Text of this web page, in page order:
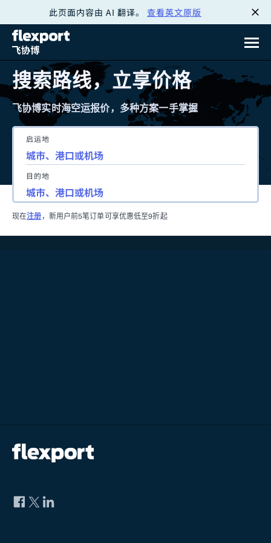
此页面内容由 AI 翻译。 查看英文原版
搜索路线，立享价格
飞协博实时海空运报价，多种方案一手掌握
启运地
目的地
现在注册 ，新用户前5笔订单可享优惠低至9折起